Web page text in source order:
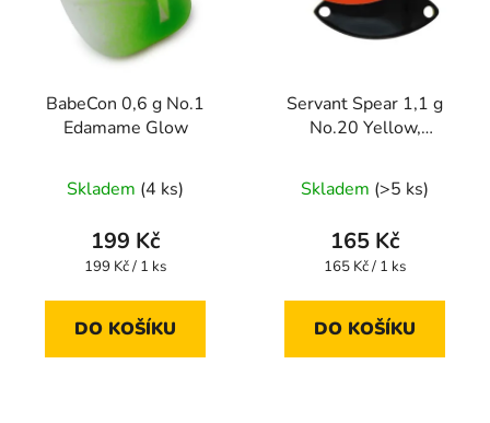
BabeCon 0,6 g No.1
Edamame Glow
Skladem (4 ks)
199 Kč
Měrná
199 Kč / 1 ks
DO KOŠÍKU
Servant Spear 1,1 g
No.20 Yellow,
Skladem (>5 ks)
165 Kč
Měrná
165 Kč / 1 ks
DO KOŠÍKU